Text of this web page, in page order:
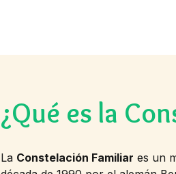
¿Qué es la
La Constelación Familiar es un